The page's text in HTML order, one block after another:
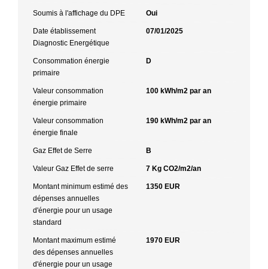
Soumis à l'affichage du DPE Oui
Date établissement
Diagnostic Energétique
07/01/2025
Consommation énergie
primaire
D
Valeur consommation
énergie primaire
100 kWh/m2 par an
Valeur consommation
énergie finale
190 kWh/m2 par an
Gaz Effet de Serre B
Valeur Gaz Effet de serre 7 Kg CO2/m2/an
Montant minimum estimé des
dépenses annuelles
d'énergie pour un usage
standard
1350 EUR
Montant maximum estimé
des dépenses annuelles
d'énergie pour un usage
1970 EUR